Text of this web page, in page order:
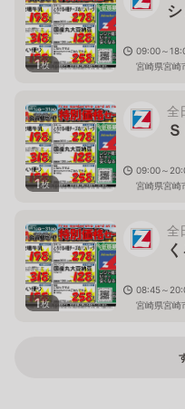
1枚
09:00～
宮崎県宮崎
1枚
全
09:00～
宮崎県宮崎
1枚
全
08:45～
宮崎県宮崎